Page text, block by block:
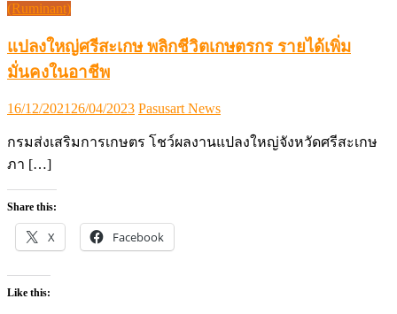
(Ruminant)
แปลงใหญ่ศรีสะเกษ พลิกชีวิตเกษตรกร รายได้เพิ่ม
มั่นคงในอาชีพ
Posted
16/12/202126/04/2023 Author
Pasusart News
กรมส่งเสริมการเกษตร โชว์ผลงานแปลงใหญ่จังหวัดศรีสะเกษ
ภา […]
Share this:
X Facebook
Like this: